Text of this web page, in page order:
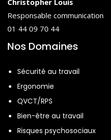
Christopher Louis
Responsable communication
01 44 09 70 44
Nos Domaines
Sécurité au travail
Ergonomie
QVCT/RPS
Bien-être au travail
Risques psychosociaux